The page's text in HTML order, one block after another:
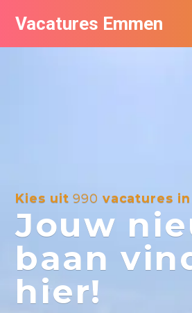
Vacatures Emmen
Kies uit990 vacatures in
Jouw
baan
hier!
Vacatures per bedrijf